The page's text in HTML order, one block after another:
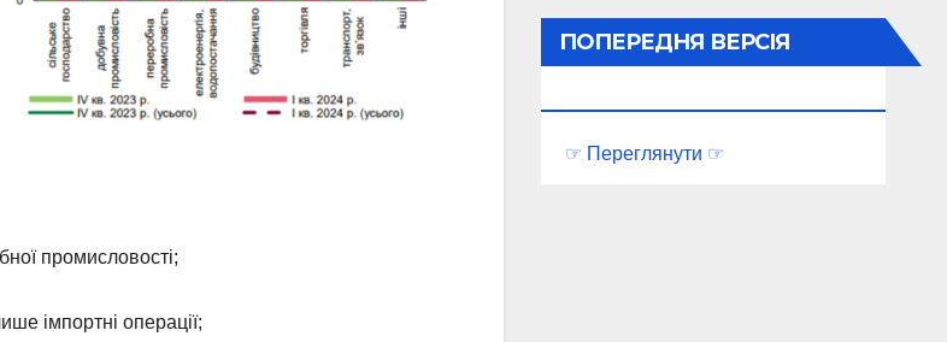
промисловості;
імпортні операції;
ПОПЕРЕДНЯ ВЕРСІЯ
☞ Переглянути ☞